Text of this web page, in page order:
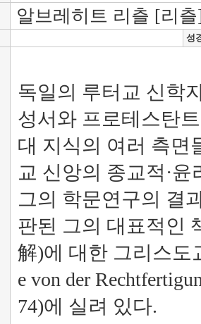
알브레히트 리츨 [리
성
독일의 루터교 신학
성서와 프로테스탄
대 지식의 여러 측면
교 신앙의 종교적·
그의 학문연구의 결
판된 그의 대표적인
解)에 대한 그리스도
e von der
74)에 실려 있다.